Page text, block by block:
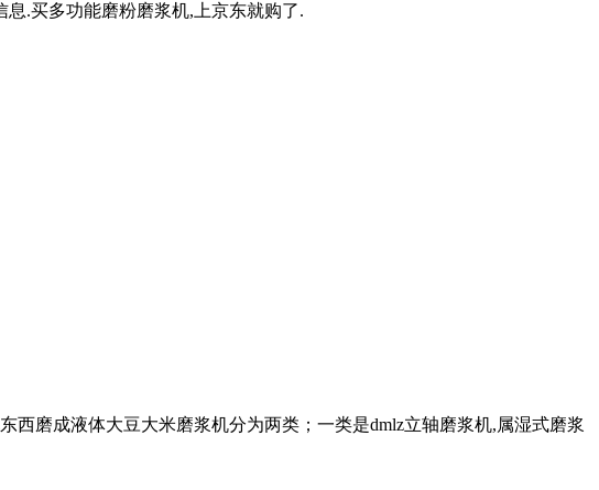
.买多功能磨粉磨浆机,上京东就购了.
磨成液体大豆大米磨浆机分为两类；一类是dmlz立轴磨浆机,属湿式磨浆